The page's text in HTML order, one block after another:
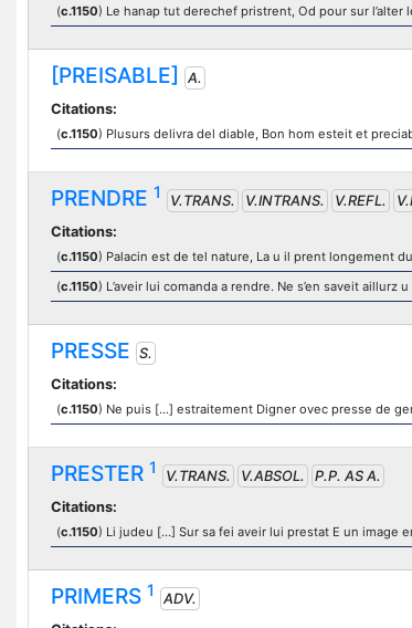
(c.1150) Le hanap tut derechef pristrent, Od pour sur l’alter
[PREISABLE]
A.
Citations:
(c.1150) Plusurs delivra del diable, Bon hom esteit et
PRENDRE 1 V.TRANS. V.INTRANS. V.REFL.
Citations:
(c.1150) Palacin est de tel nature, La u il prent longement
(c.1150) L’aveir lui comanda a rendre. Ne s’en saveit aillurz
PRESSE S.
Citations:
(c.1150) Ne puis [...] estraitement Digner ovec presse de
PRESTER 1 V.TRANS. V.ABSOL.
P.P. AS A.
Citations:
(c.1150) Li judeu [...] Sur sa fei aveir lui prestat E un image
PRIMERS 1
ADV.